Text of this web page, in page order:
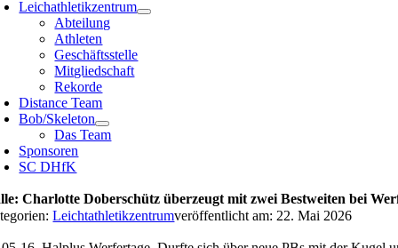
Leichathletikzentrum
Abteilung
Athleten
Geschäftsstelle
Mitgliedschaft
Rekorde
Distance Team
Bob/Skeleton
Das Team
Sponsoren
SC DHfK
Charlotte Doberschütz überzeugt mit zwei Bestweiten bei
Leichtathletikzentrumveröffentlicht am: 22. Mai 2026